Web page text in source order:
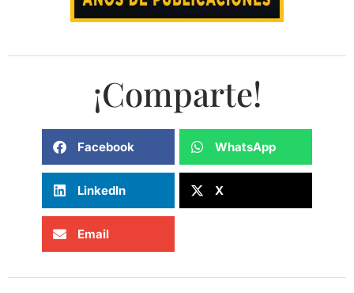
¡Comparte!
Facebook WhatsApp
LinkedIn X
Email